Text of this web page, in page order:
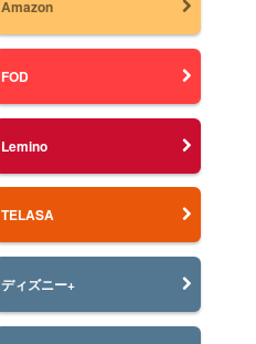
Amazon
FOD
Lemino
TELASA
ディズニー+